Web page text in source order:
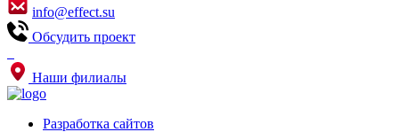
info@effect.su
Обсудить проект
Наши филиалы
Разработка сайтов